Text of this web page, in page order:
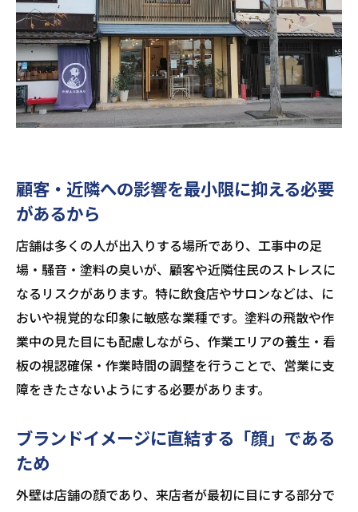
顧客・近隣への影響を最小限に抑える必要
があるから
店舗は多くの人が出入りする場所であり、工事中の足
場・騒音・塗料の臭いが、顧客や近隣住民のストレスに
なるリスクがあります。特に飲食店やサロンなどは、に
おいや視覚的な印象に敏感な業種です。塗料の飛散や作
業中の見た目にも配慮しながら、作業エリアの養生・看
板の視認確保・作業時間の調整を行うことで、営業に支
障をきたさないようにする必要があります。
ブランドイメージに直結する「顔」である
ため
外壁は店舗の顔であり、来店者が最初に目にする部分で